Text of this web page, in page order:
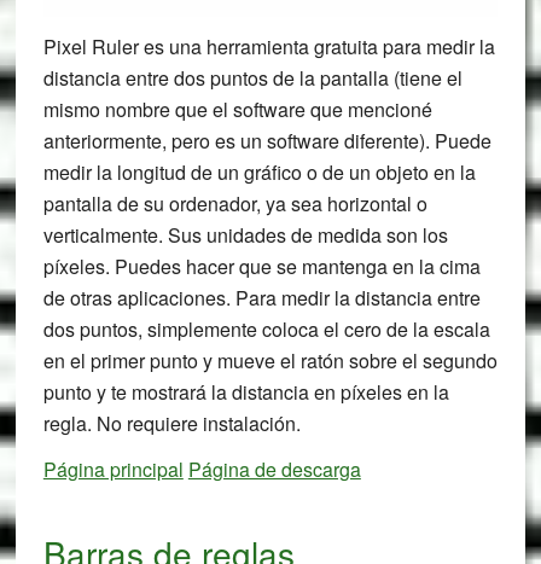
Pixel Ruler es una herramienta gratuita para medir la
distancia entre dos puntos de la pantalla (tiene el
mismo nombre que el software que mencioné
anteriormente, pero es un software diferente). Puede
medir la longitud de un gráfico o de un objeto en la
pantalla de su ordenador, ya sea horizontal o
verticalmente. Sus unidades de medida son los
píxeles. Puedes hacer que se mantenga en la cima
de otras aplicaciones. Para medir la distancia entre
dos puntos, simplemente coloca el cero de la escala
en el primer punto y mueve el ratón sobre el segundo
punto y te mostrará la distancia en píxeles en la
regla. No requiere instalación.
Página principal Página de descarga
Barras de reglas